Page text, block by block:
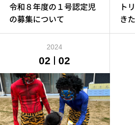
令和８年度の１号認定児
の募集について
ト
き
2024
02 02